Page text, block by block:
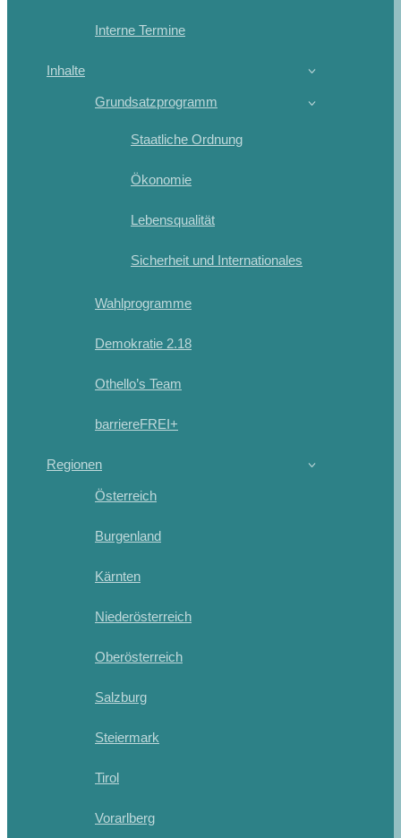
Interne Termine
Inhalte
Grundsatzprogramm
Staatliche Ordnung
Ökonomie
Lebensqualität
Sicherheit und Internationales
Wahlprogramme
Demokratie 2.18
Othello’s Team
barriereFREI+
Regionen
Österreich
Burgenland
Kärnten
Niederösterreich
Oberösterreich
Salzburg
Steiermark
Tirol
Vorarlberg